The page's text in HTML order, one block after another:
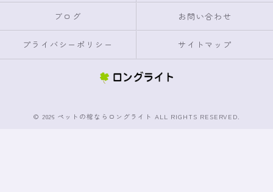
ブログ お問い合わせ
プライバシーポリシー サイトマップ
© 2026 ペットの棺ならロングライト ALL RIGHTS RESERVED.